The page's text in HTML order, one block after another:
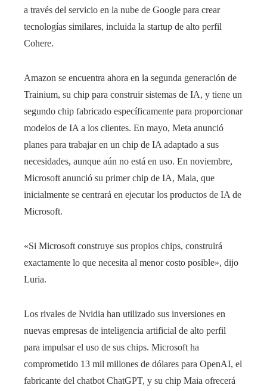
a través del servicio en la nube de Google para crear
tecnologías similares, incluida la startup de alto perfil
Cohere.
Amazon se encuentra ahora en la segunda generación de
Trainium, su chip para construir sistemas de IA, y tiene un
segundo chip fabricado específicamente para proporcionar
modelos de IA a los clientes. En mayo, Meta anunció
planes para trabajar en un chip de IA adaptado a sus
necesidades, aunque aún no está en uso. En noviembre,
Microsoft anunció su primer chip de IA, Maia, que
inicialmente se centrará en ejecutar los productos de IA de
Microsoft.
«Si Microsoft construye sus propios chips, construirá
exactamente lo que necesita al menor costo posible», dijo
Luria.
Los rivales de Nvidia han utilizado sus inversiones en
nuevas empresas de inteligencia artificial de alto perfil
para impulsar el uso de sus chips. Microsoft ha
comprometido 13 mil millones de dólares para OpenAI, el
fabricante del chatbot ChatGPT, y su chip Maia ofrecerá